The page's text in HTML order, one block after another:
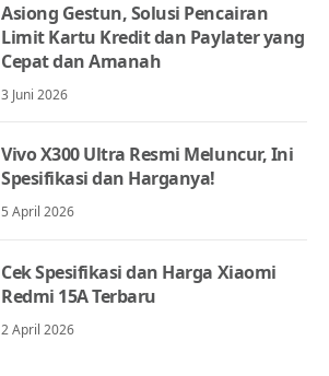
Asiong Gestun, Solusi Pencairan
Limit Kartu Kredit dan Paylater yang
Cepat dan Amanah
3 Juni 2026
Vivo X300 Ultra Resmi Meluncur, Ini
Spesifikasi dan Harganya!
5 April 2026
Cek Spesifikasi dan Harga Xiaomi
Redmi 15A Terbaru
2 April 2026